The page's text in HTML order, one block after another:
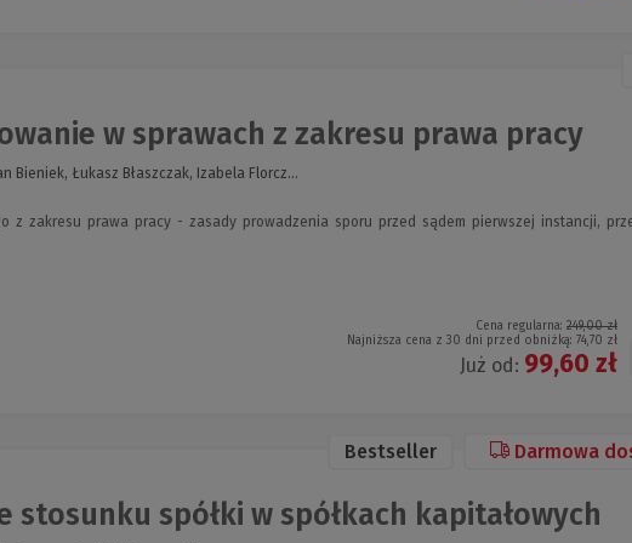
w sprawach z zakresu prawa pracy
Bieniek, Łukasz Błaszczak, Izabela Florcz...
z zakresu prawa pracy - zasady prowadzenia sporu przed sądem pierwszej instancji,
Cena regularna: 249,00 zł
Najniższa cena z 30 dni przed obniżką: 74,70 zł
Już od: 99,60 zł
Bestseller Darmowa
stosunku spółki w spółkach kapitałowych